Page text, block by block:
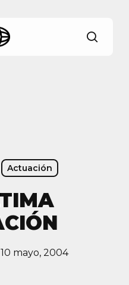
Actuación
10 mayo, 2004